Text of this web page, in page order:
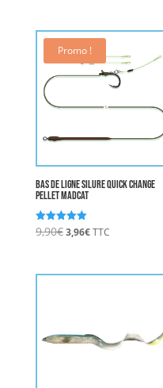
Promo !
Bas de Ligne Silure Quick Change
Pellet MADCAT
Note
5.00
9,90€ Le
était :
3,96€Le
est :
TTC